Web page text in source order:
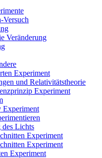
Versuch
Veränderung
Experiment
und Relativitätstheorie
Experiment
Experiment
Lichts
Experiment
Experiment
Experiment